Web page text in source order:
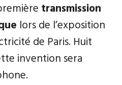
transmission
lors de l’exposition
de Paris. Huit
invention sera